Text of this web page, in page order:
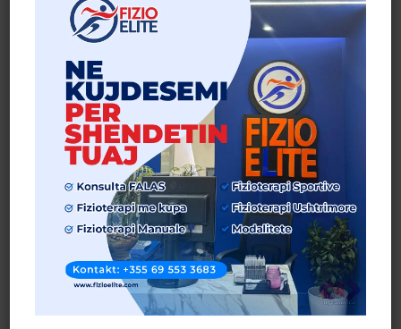
jetës së tyre? Pikërisht për
Lexo më shumë
7 shenja që tregojnë se keni nevojë për fizioterapi
humë njerëz mendojnë se fizioterapia nevojitet vetëm pas një
dëmtimi serioz ose operacioni. Në fakt, fizioterapia ndihmon në
Lexo më shumë
Prev page